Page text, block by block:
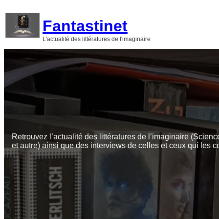
contenu
Fantastinet
L'actualité des littératures de l'imaginaire
Retrouvez l’actualité des littératures de l’imaginaire
et autre) ainsi que des interviews de celles et ceux qui les